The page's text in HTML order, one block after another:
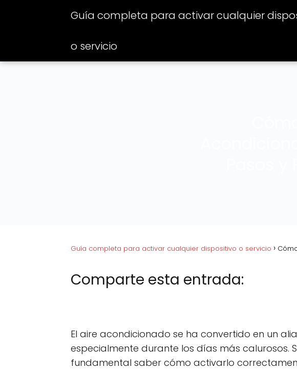
Guía completa para activar cualquier
o servicio
Guía completa para activar cualquier dispositivo o servicio
Comparte esta entrada:
p
a
r
t
i
p
a
r
t
i
El aire acondicionado se ha convertido en un
especialmente durante los días más calurosos.
fundamental saber cómo activarlo